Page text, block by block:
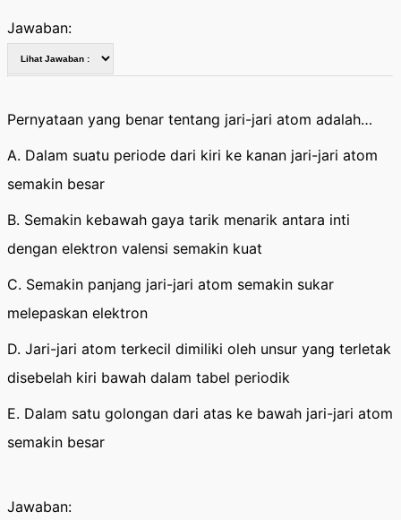
Jawaban:
Pernyataan yang benar tentang jari-jari atom adalah…
A. Dalam suatu periode dari kiri ke kanan jari-jari atom
semakin besar
B. Semakin kebawah gaya tarik menarik antara inti
dengan elektron valensi semakin kuat
C. Semakin panjang jari-jari atom semakin sukar
melepaskan elektron
D. Jari-jari atom terkecil dimiliki oleh unsur yang terletak
disebelah kiri bawah dalam tabel periodik
E. Dalam satu golongan dari atas ke bawah jari-jari atom
semakin besar
Jawaban: